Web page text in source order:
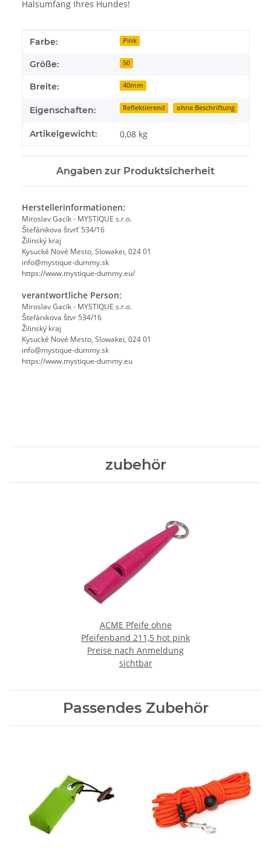
Halsumfang Ihres Hundes!
Produkteigenschaft
Wert
Farbe: Pink
Größe: 50
Breite: 40mm
Eigenschaften: Reflektierend ohne Beschriftung
Artikelgewicht: 0,08 kg
Angaben zur Produktsicherheit
Herstellerinformationen:
Miroslav Gacík - MYSTIQUE s.r.o.
Štefánikova štvrť 534/16
Žilinský kraj
Kysucké Nové Mesto, Slowakei, 024 01
info@mystique-dummy.sk
https://www.mystique-dummy.eu/
verantwortliche Person:
Miroslav Gacík - MYSTIQUE s.r.o.
Štefánikova štvr 534/16
Žilinský kraj
Kysucké Nové Mesto, Slowakei, 024 01
info@mystique-dummy.sk
https://www.mystique-dummy.eu
zubehör
ACME Pfeife ohne
Pfeifenband 211,5 hot pink
Preise nach Anmeldung
sichtbar
Passendes Zubehör